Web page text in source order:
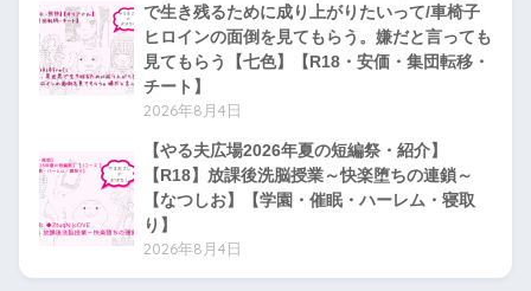
で生き残るために成り上がりたいって/車椅子
ヒロインの面倒を見てもらう。嫌だと言っても
見てもらう【七色】【R18・安価・集団転移・
チート】
2026年8月4日
【やる夫広場2026年夏の短編祭・紹介】
【R18】放課後洗脳授業～快楽堕ちの連鎖～
【なつしお】【学園・催眠・ハーレム・寝取
り】
2026年8月4日